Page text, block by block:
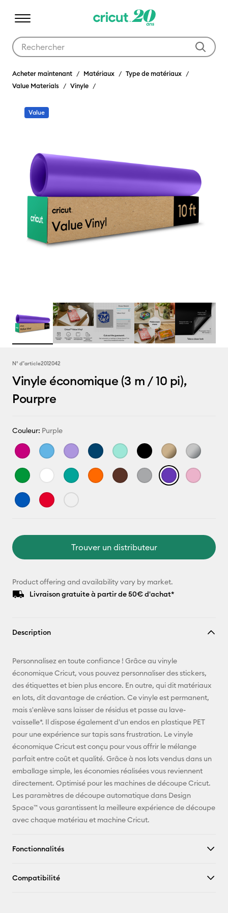
Acheter maintenant Matériaux
Type de matériaux
Value Materials
Vinyle
Value
N° d''article2012042
Vinyle économique (3 m / 10 pi),
Pourpre
Couleur: Purple
Trouver un distributeur
Product offering and availability vary by market.
Livraison gratuite à partir de 50€ d'achat*
Description
Personnalisez en toute confiance ! Grâce au vinyle
économique Cricut, vous pouvez personnaliser des stickers,
des étiquettes et bien plus encore. En outre, qui dit matériaux
en lots, dit davantage de création. Ce vinyle est permanent,
mais s'enlève sans laisser de résidus et passe au lave-
vaisselle*. Il dispose également d'un endos en plastique PET
pour une expérience sur tapis sans frustration. Le vinyle
économique Cricut est conçu pour vous offrir le mélange
parfait entre coût et qualité. Grâce à nos lots vendus dans un
emballage simple, les économies réalisées vous reviennent
directement. Optimisé pour les machines de découpe Cricut.
Les paramètres de découpe automatique dans Design
Space™ vous garantissent la meilleure expérience de découpe
avec chaque matériau et machine Cricut.
Fonctionnalités
Compatibilité